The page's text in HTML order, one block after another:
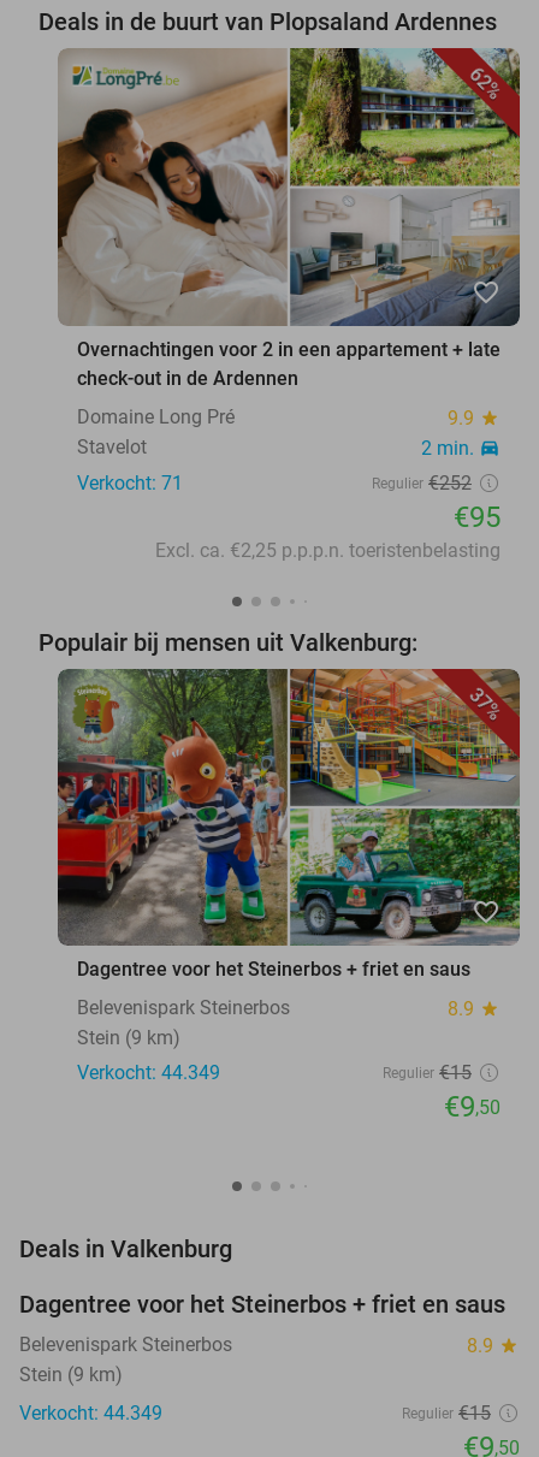
Deals in de buurt van Plopsaland Ardennes
62%
favorite_border
Overnachtingen voor 2 in een appartement + late
check-out in de Ardennen
Domaine Long Pré
9.9 star
Stavelot 2 min. directions_car
Verkocht: 71 Regulier €252
€95
Excl. ca. €2,25 p.p.p.n. toeristenbelasting
Populair bij mensen uit Valkenburg:
37%
favorite_border
Dagentree voor het Steinerbos + friet en saus
Belevenispark Steinerbos
8.9 star
Stein (9 km)
Verkocht: 44.349
Regulier €15
€9,50
Deals in Valkenburg
37%
Dagentree voor het Steinerbos + friet en saus
Belevenispark Steinerbos 8.9 star
Stein (9 km)
Verkocht: 44.349
Regulier €15
€9,50